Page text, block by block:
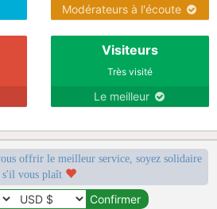
Modérateurs à l'écoute
Visiteurs
Très visité
Le meilleur
offrir le meilleur service, soyez solidaire
s'il vous plaît